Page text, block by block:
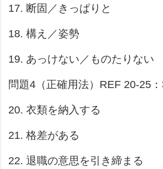
17. 断固／きっぱりと
18. 構え／姿勢
19. あっけない／ものたりない
問題4（正確用法）REF 20-25
20. 衣類を納入する
21. 格差がある
22. 退職の意思を引き締まる